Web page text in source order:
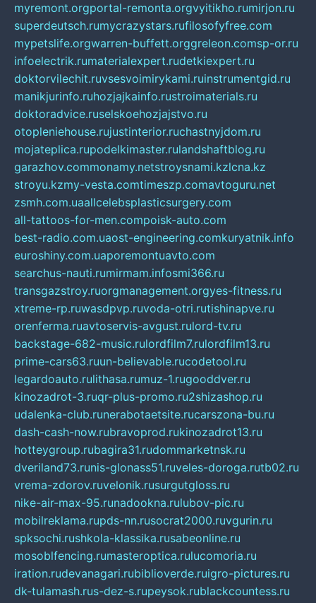
myremont.orgportal-remonta.orgvyitikho.rumirjon.ru
superdeutsch.rumycrazystars.rufilosofyfree.com
mypetslife.orgwarren-buffett.orggreleon.comsp-or.ru
infoelectrik.rumaterialexpert.rudetkiexpert.ru
doktorvilechit.ruvsesvoimirykami.ruinstrumentgid.ru
manikjurinfo.ruhozjajkainfo.rustroimaterials.ru
doktoradvice.ruselskoehozjajstvo.ru
otopleniehouse.rujustinterior.ruchastnyjdom.ru
mojateplica.rupodelkimaster.rulandshaftblog.ru
garazhov.commonamy.netstroysnami.kzlcna.kz
stroyu.kzmy-vesta.comtimeszp.comavtoguru.net
zsmh.com.uaallcelebsplasticsurgery.com
all-tattoos-for-men.compoisk-auto.com
best-radio.com.uaost-engineering.comkuryatnik.info
euroshiny.com.uaporemontuavto.com
searchus-nauti.rumirmam.infosmi366.ru
transgazstroy.ruorgmanagement.orgyes-fitness.ru
xtreme-rp.ruwasdpvp.ruvoda-otri.rutishinapve.ru
orenferma.ruavtoservis-avgust.rulord-tv.ru
backstage-682-music.rulordfilm7.rulordfilm13.ru
prime-cars63.ruun-believable.rucodetool.ru
legardoauto.rulithasa.rumuz-1.rugooddver.ru
kinozadrot-3.ruqr-plus-promo.ru2shizashop.ru
udalenka-club.runerabotaetsite.rucarszona-bu.ru
dash-cash-now.rubravoprod.rukinozadrot13.ru
hotteygroup.rubagira31.rudommarketnsk.ru
dveriland73.runis-glonass51.ruveles-doroga.rutb02.ru
vrema-zdorov.ruvelonik.rusurgutgloss.ru
nike-air-max-95.runadookna.rulubov-pic.ru
mobilreklama.rupds-nn.rusocrat2000.ruvgurin.ru
spksochi.rushkola-klassika.rusabeonline.ru
mosoblfencing.rumasteroptica.rulucomoria.ru
iration.rudevanagari.rubiblioverde.ruigro-pictures.ru
dk-tulamash.rus-dez-s.rupeysok.rublackcountess.ru